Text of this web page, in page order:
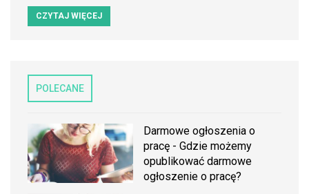
CZYTAJ WIĘCEJ
POLECANE
Darmowe ogłoszenia o
pracę - Gdzie możemy
opublikować darmowe
ogłoszenie o pracę?